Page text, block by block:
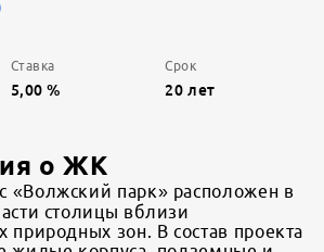
Ставка
5,00 %
Срок
20 лет
о ЖК
«Волжский парк» расположен в
столицы вблизи
природных зон. В состав проекта